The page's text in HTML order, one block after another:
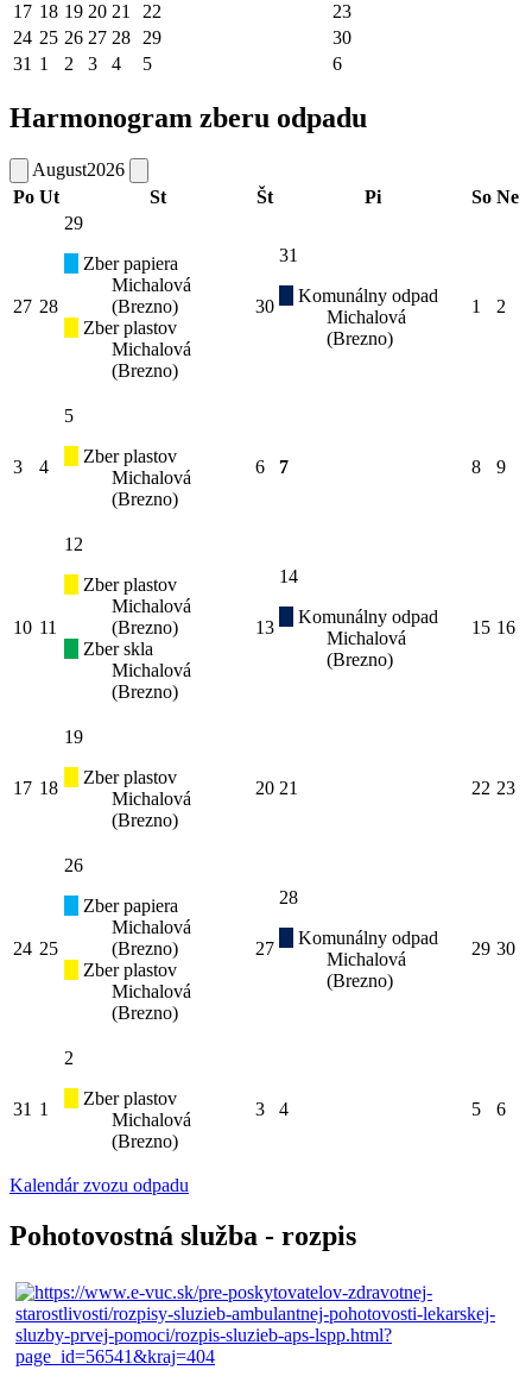
17 18 19 20 21 22
23
24 25 26 27 28 29
30
31 1 2 3 4 5 6
Harmonogram zberu odpadu
August2026
Po Ut St Št Pi So Ne
27 28
29
Zber papiera
Michalová
(Brezno)
Zber plastov
Michalová
(Brezno)
30
31
Komunálny odpad
Michalová
(Brezno)
1 2
3 4
5
Zber plastov
Michalová
(Brezno)
6 7 8 9
10 11
12
Zber plastov
Michalová
(Brezno)
Zber skla
Michalová
(Brezno)
13
14
Komunálny odpad
Michalová
(Brezno)
15 16
17 18
19
Zber plastov
Michalová
(Brezno)
20 21 22 23
24 25
26
Zber papiera
Michalová
(Brezno)
Zber plastov
Michalová
(Brezno)
27
28
Komunálny odpad
Michalová
(Brezno)
29 30
31 1
2
Zber plastov
Michalová
(Brezno)
3 4 5 6
Kalendár zvozu odpadu
Pohotovostná služba - rozpis